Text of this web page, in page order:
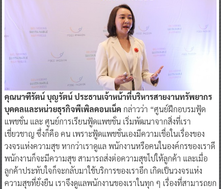
คุณนาฑีรัตน์ บุญรัตน์ ประธานเจ้าหน้าที่บริหารสายงานทรัพยากร
บุคคลและหน่วยธุรกิจพีเพิลคอนเน็ค กล่าวว่า “ศูนย์ฝึกอบรมฟู้ด
แพชชั่น และ ศูนย์การเรียนฟู้ดแพชชั่น เริ่มพัฒนาจากสิ่งที่เรา
เชี่ยวชาญ ซึ่งก็คือ คน เพราะฟู้ดแพชชั่นเองมีความเชื่อในเรื่องของ
วงจรแห่งความสุข หากว่าเราดูแล พนักงานหรือคนในองค์กรของเราดี
พนักงานก็จะมีความสุข สามารถส่งต่อความสุขไปให้ลูกค้า และเมื่อ
ลูกค้าประทับใจก็จะกลับมาใช้บริการของเราอีก เกิดเป็นวงจรแห่ง
ความสุขที่ยั่งยืน เราจึงดูแลพนักงานของเราในทุก ๆ เรื่องที่สามารถยก